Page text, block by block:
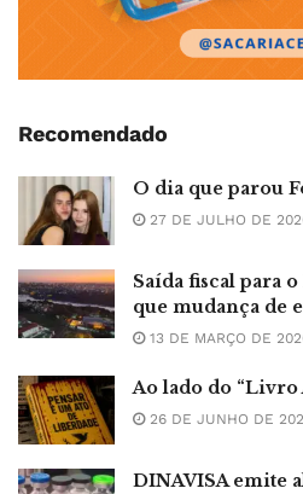
Recomendado
O dia que parou
27 DE JULHO DE
Saída fiscal para
que mudança de
13 DE MARÇO DE
Ao lado do “Livro
26 DE JUNHO DE
DINAVISA emite